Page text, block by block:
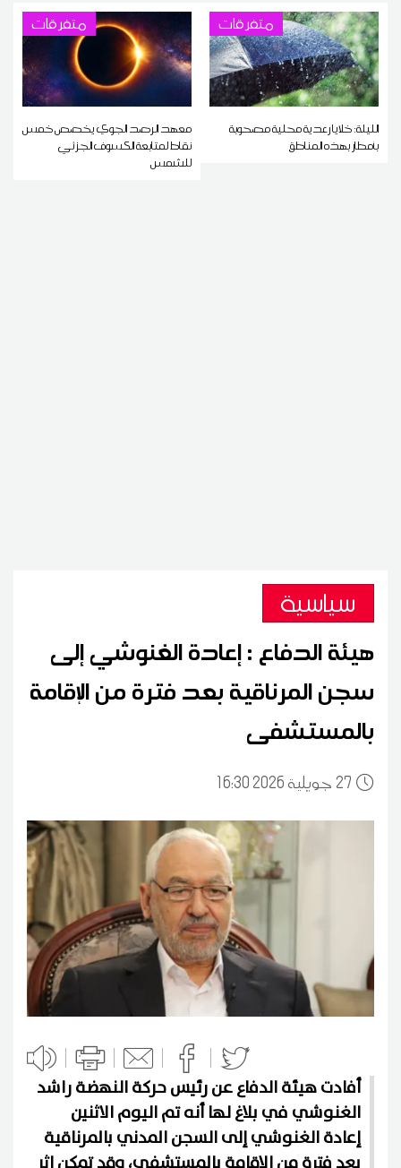
متفرقات
الليلة: خلايا رعدية محلية مصحوبة
بأمطار بهذه المناطق
متفرقات
معهد الرصد الجوي يخصص خمس
نقاط لمتابعة الكسوف الجزئي
للشمس
سياسية
هيئة الدفاع : إعادة الغنوشي إلى
سجن المرناقية بعد فترة من الإقامة
بالمستشفى
27 16:30 2026 جويلية
أفادت هيئة الدفاع عن رئيس حركة النهضة راشد
الغنوشي في بلاغ لها أنه تم اليوم الاثنين
إعادة الغنوشي إلى السجن المدني بالمرناقية
بعد فترة من الإقامة بالمستشفى، وقد تمكن إثر